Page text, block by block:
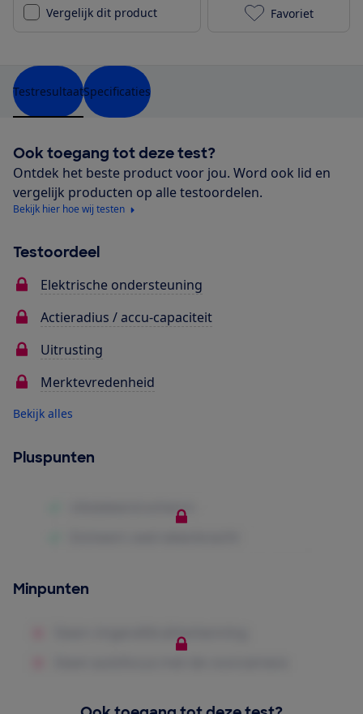
Vergelijk dit product Stella
Favoriet
TestresultaatSpecificaties
Ook toegang tot deze test?
Ontdek het beste product voor jou. Word ook lid en
vergelijk producten op alle testoordelen.
Bekijk hier hoe wij testen
Testoordeel
Elektrische ondersteuning
Actieradius / accu-capaciteit
Uitrusting
Merktevredenheid
Bekijk alles
Pluspunten
Minpunten